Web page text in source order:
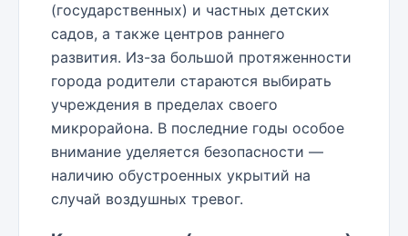
(государственных) и частных детских
садов, а также центров раннего
развития. Из-за большой протяженности
города родители стараются выбирать
учреждения в пределах своего
микрорайона. В последние годы особое
внимание уделяется безопасности —
наличию обустроенных укрытий на
случай воздушных тревог.